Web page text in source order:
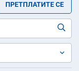
ПРЕТПЛАТИТЕ СЕ